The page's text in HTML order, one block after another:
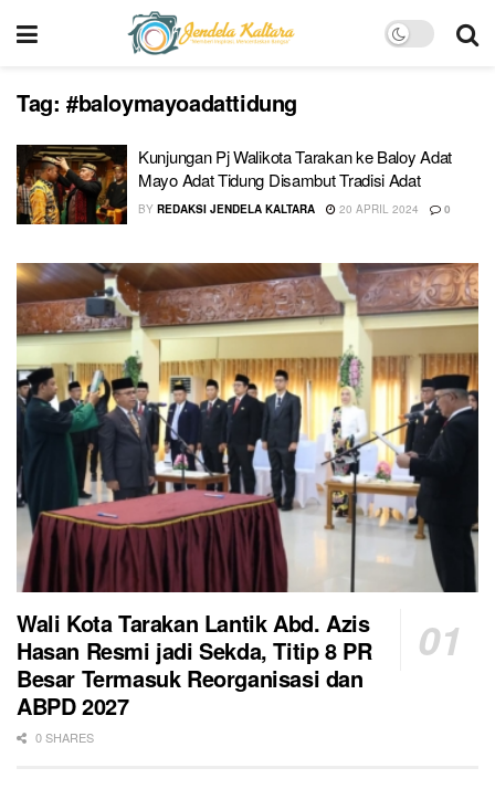
Tag: #baloymayoadattidung
Kunjungan Pj Walikota Tarakan ke Baloy Adat
Mayo Adat Tidung Disambut Tradisi Adat
BY REDAKSI JENDELA KALTARA 20 APRIL 2024 0
Wali Kota Tarakan Lantik Abd. Azis
Hasan Resmi jadi Sekda, Titip 8 PR
Besar Termasuk Reorganisasi dan
ABPD 2027
0 SHARES